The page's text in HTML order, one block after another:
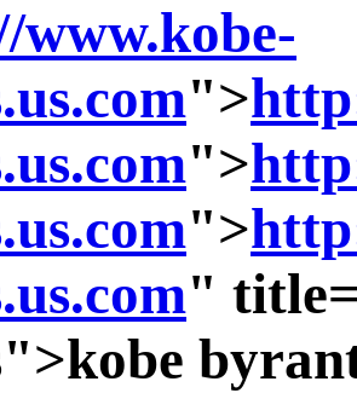
www.kobe-
">
">
">
"
kobe